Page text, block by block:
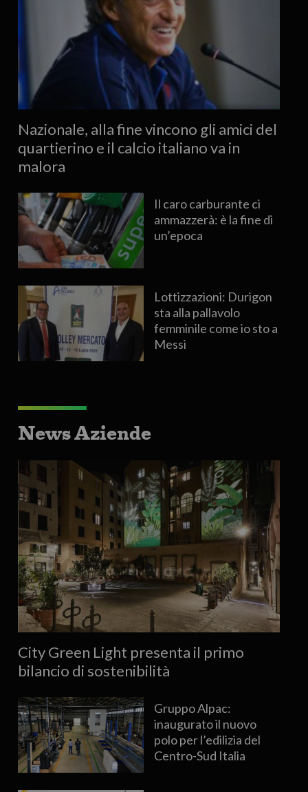
Nazionale, alla fine vincono gli amici del
quartierino e il calcio italiano va in
malora
Il caro carburante ci
ammazzerà: è la fine di
un’epoca
Lottizzazioni: Durigon
sta alla pallavolo
femminile come io sto a
Messi
News Aziende
City Green Light presenta il primo
bilancio di sostenibilità
Gruppo Alpac:
inaugurato il nuovo
polo per l’edilizia del
Centro-Sud Italia